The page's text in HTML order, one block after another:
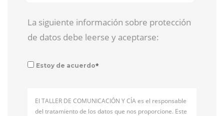
La siguiente información sobre protección
de datos debe leerse y aceptarse:
Estoy de acuerdo*
El TALLER DE COMUNICACIÓN Y CÍA es el responsable
del tratamiento de los datos que nos proporcione. Este